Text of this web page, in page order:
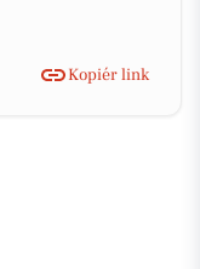
Kopiér link